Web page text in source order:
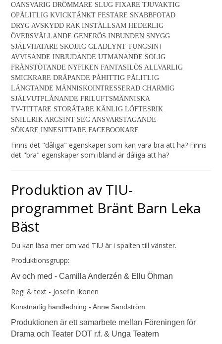
OANSVARIG DRÖMMARE SLUG FIXARE TJUVAKTIG
OPÅLITLIG KVICKTÄNKT FESTARE SNABBFOTAD
DRYG AVSKYDD RAKINSTÄLLSAM HEDERLIG
ÖVERSVÄLLANDE GENERÖS INBUNDEN SNYGG
SJÄLVHATARE SKOJJIG GLADLYNT TUNGSINT
AVVISANDE INBJUDANDE UTMANANDE SOLIG
FRÅNSTÖTANDE NYFIKEN FANTASILÖS ALLVARLIG
SMICKRARE DRÄPANDE PÅHITTIG PÅLITLIG
LÄNGTANDE MÄNNISKOINTRESSERAD CHARMIG
SJÄLVUTPLÅNANDE FRILUFTSMÄNNISKA
TV-TITTARE STORÄTARE KÄNLIG LÖFTESRIK
SNILLRIK ARGSINT SEG ANSVARSTAGANDE
SÖKARE INNESITTARE FACEBOOKARE
Finns det "dåliga" egenskaper som kan vara bra att ha? Finns
det "bra" egenskaper som ibland är dåliga att ha?
Produktion av TIU-
programmet Bränt Barn Leka
Bäst
Du kan läsa mer om vad TIU är i spalten till vänster.
Produktionsgrupp:
Av och med - Camilla Anderzén & Ellu Öhman
Regi & text - Josefin Ikonen
Konstnärlig handledning - Anne Sandström
Produktionen är ett samarbete mellan Föreningen för
Drama och Teater DOT r.f. & Unga Teatern